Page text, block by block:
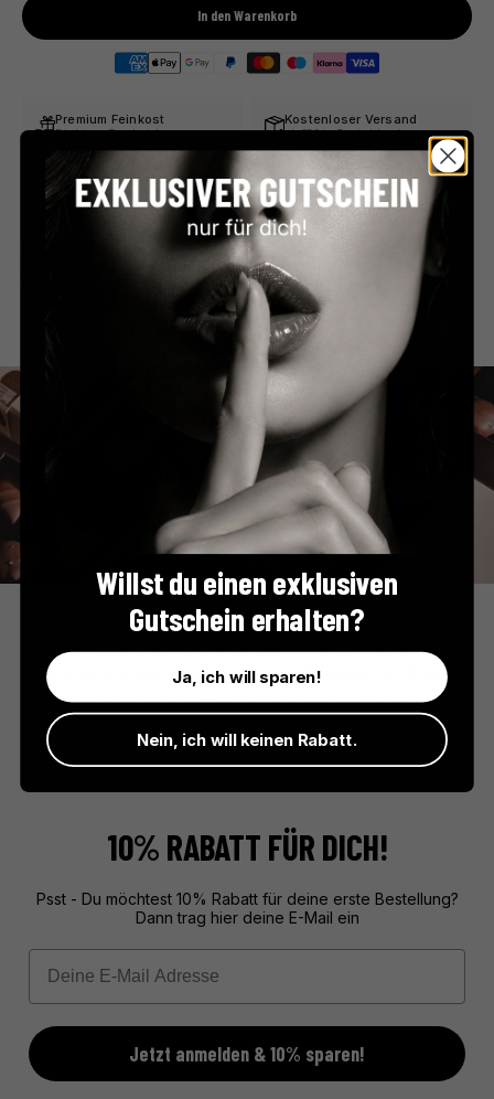
In den Warenkorb
Premium Feinkost
Direkt aus Frankreich
Kostenloser Versand
ab €59 in Deutschland
Persönlicher Service
Schnell & unkompliziert
Sicher bezahlen
PayPal, Klarna & mehr
Zutaten & Nährwerte
Cluizel
Was 1948 als kleine Schokoladenwerkstatt in der Normandie
begann, zählt heute zu den angesehensten Chocolaterien
Frankreichs. Cluizel verarbeitet edelste Kakaobohnen direkt in
der eigenen Manufaktur – vom Ursprung bis zur fertigen Tafel.
Das Ergebnis: handwerklich hergestellte Schokolade mit
Geschichte und Charakter.
10% RABATT FÜR DICH!
Psst - Du möchtest 10% Rabatt für deine erste Bestellung?
Dann trag hier deine E-Mail ein
Email
Jetzt anmelden & 10% sparen!
Willst du einen exklusiven
Gutschein erhalten?
Ja, ich will sparen!
Nein, ich will keinen Rabatt.